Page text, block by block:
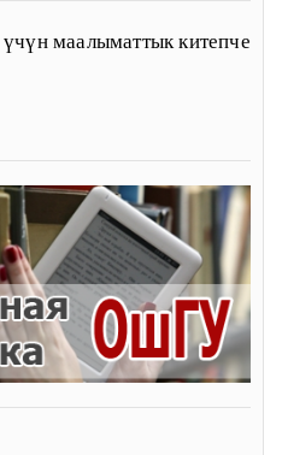
маалыматтык китепче